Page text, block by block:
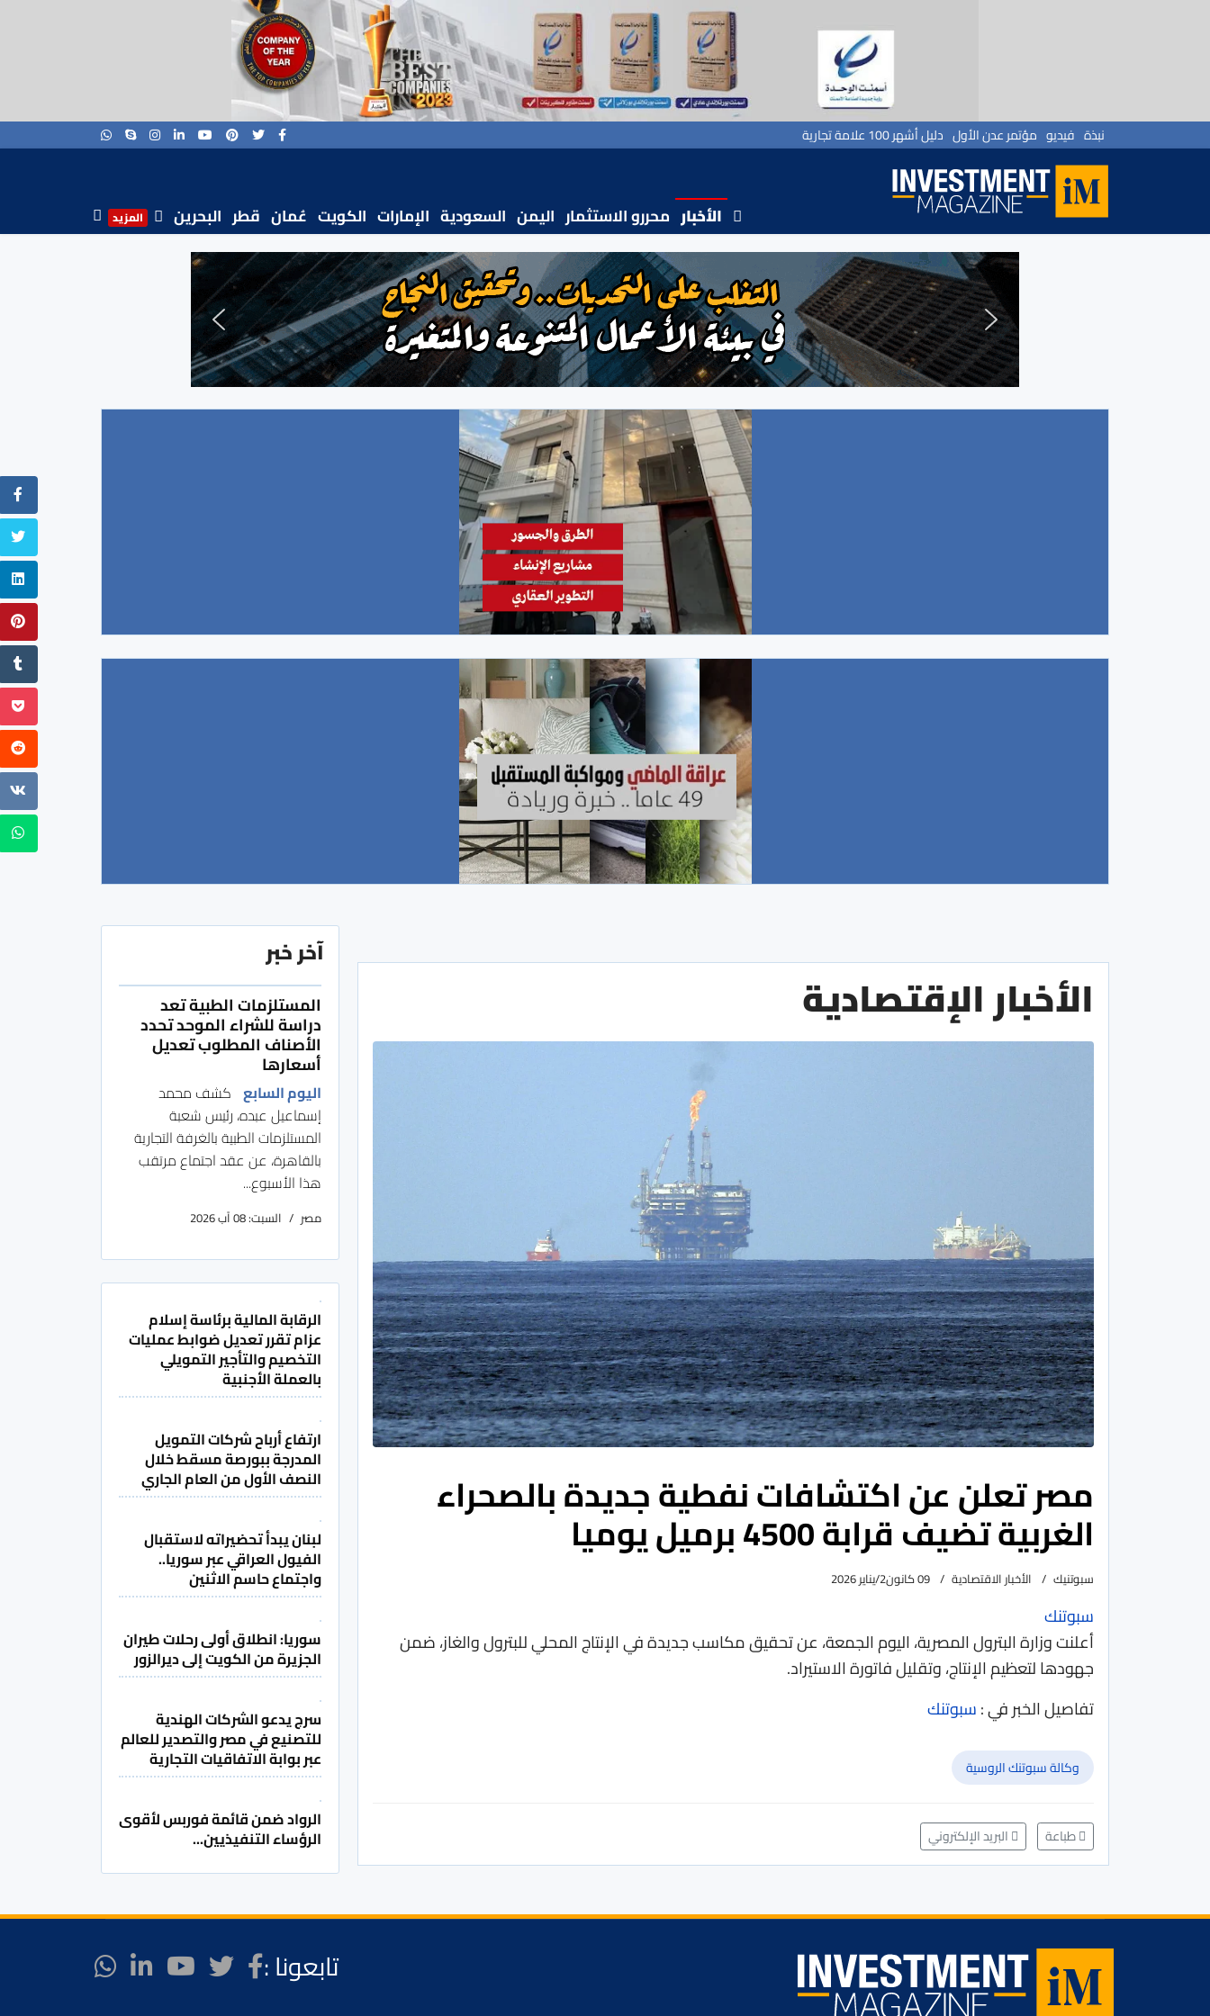
نبذة فيديو مؤتمر عدن الأول دليل أشهر 100 علامة تجارية
الأخبار محررو الاستثمار اليمن السعودية الإمارات الكويت عُمان قطر البحرين المزيد
الأخبار الإقتصادية
مصر تعلن عن اكتشافات نفطية جديدة بالصحراء
الغربية تضيف قرابة 4500 برميل يوميا
سبوتنيك الأخبار الاقتصادية 09 كانون2/يناير 2026
سبوتنك
أعلنت وزارة البترول المصرية، اليوم الجمعة، عن تحقيق مكاسب جديدة في الإنتاج المحلي للبترول والغاز، ضمن
جهودها لتعظيم الإنتاج، وتقليل فاتورة الاستيراد.
تفاصيل الخبر في :سبوتنك
وكالة سبوتنك الروسية
طباعة البريد الإلكتروني
آخر خبر
المستلزمات الطبية تعد
دراسة للشراء الموحد تحدد
الأصناف المطلوب تعديل
أسعارها
اليوم السابع كشف محمد
إسماعيل عبده، رئيس شعبة
المستلزمات الطبية بالغرفة التجارية
بالقاهرة، عن عقد اجتماع مرتقب
هذا الأسبوع...
مصر السبت: 08 آب 2026
الرقابة المالية برئاسة إسلام
عزام تقرر تعديل ضوابط عمليات
التخصيم والتأجير التمويلي
بالعملة الأجنبية
ارتفاع أرباح شركات التمويل
المدرجة ببورصة مسقط خلال
النصف الأول من العام الجاري
لبنان يبدأ تحضيراته لاستقبال
الفيول العراقي عبر سوريا..
واجتماع حاسم الاثنين
سوريا: انطلاق أولى رحلات طيران
الجزيرة من الكويت إلى ديرالزور
سرج يدعو الشركات الهندية
للتصنيع في مصر والتصدير للعالم
عبر بوابة الاتفاقيات التجارية
الرواد ضمن قائمة فوربس لأقوى
الرؤساء التنفيذيين...
تابعونا :